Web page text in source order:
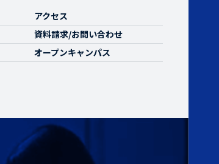
アクセス
資料請求/お問い合わせ
オープンキャンパス